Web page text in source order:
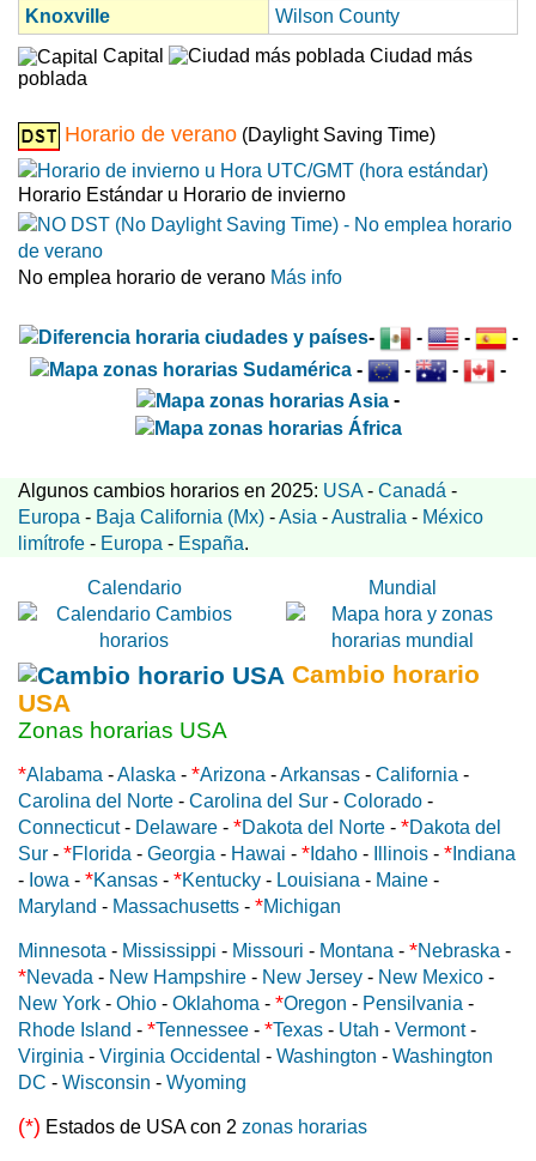
Knoxville
Wilson County
Capital
Ciudad más
poblada
Horario de verano (Daylight Saving Time)
Horario Estándar u Horario de invierno
No emplea horario de verano Más info
- - -
-
-
- -
-
-
Algunos cambios horarios en 2025: USA- Canadá -
Europa - Baja California (Mx) -Asia -Australia - México
limítrofe - Europa - España.
Calendario Mundial
Cambio horario
USA
Zonas horarias USA
*Alabama -Alaska - *Arizona -Arkansas - California -
Carolina del Norte - Carolina del Sur - Colorado -
Connecticut- Delaware - *Dakota del Norte - *Dakota del
Sur - *Florida - Georgia - Hawai - * Idaho - Illinois - * Indiana
- Iowa - *Kansas - *Kentucky - Louisiana - Maine -
Maryland - Massachusetts - *Michigan
Minnesota - Mississippi - Missouri - Montana - *Nebraska -
*Nevada - New Hampshire - New Jersey - New Mexico -
New York - Ohio - Oklahoma - *Oregon - Pensilvania -
Rhode Island - *Tennessee - *Texas - Utah - Vermont-
Virginia - Virginia Occidental - Washington - Washington
DC - Wisconsin - Wyoming
(*) Estados de USA con 2 zonas horarias